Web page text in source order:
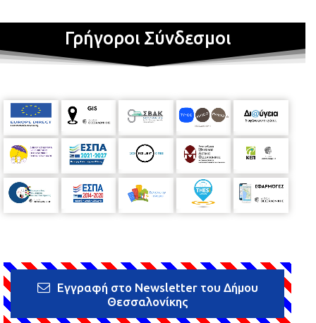
Γρήγοροι Σύνδεσμοι
Εγγραφή στο Newsletter του Δήμου
Θεσσαλονίκης